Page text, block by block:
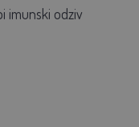
imunski odziv